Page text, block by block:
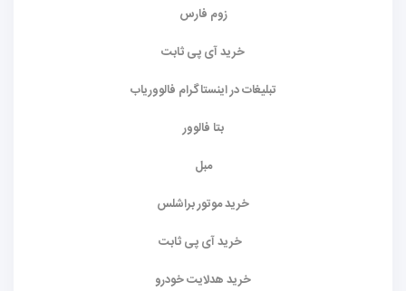
زوم فارس
خرید آی پی ثابت
تبلیغات در اینستاگرام فالووریاب
بتا فالوور
مبل
خرید موتور براشلس
خرید آی پی ثابت
خرید هدلایت خودرو